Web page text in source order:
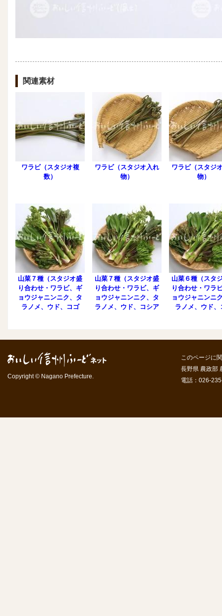
関連素材
ワラビ（スタジオ複
数）
ワラビ（スタジオ入れ
物）
ワラビ（スタジ
物）
山菜７種（スタジオ盛
り合わせ・ワラビ、ギ
ョウジャニンニク、タ
ラノメ、ウド、コゴ
山菜７種（スタジオ盛
り合わせ・ワラビ、ギ
ョウジャニンニク、タ
ラノメ、ウド、コシア
山菜６種（スタ
り合わせ・ワラ
ョウジャニンニ
ラノメ、ウド、
Copyright © Nagano Prefecture.
このページに
長野県 農政部
電話：026-